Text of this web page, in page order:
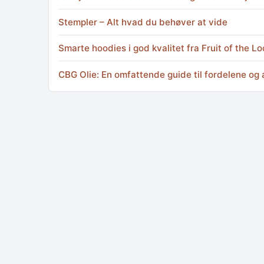
Stempler – Alt hvad du behøver at vide
Smarte hoodies i god kvalitet fra Fruit of the
CBG Olie: En omfattende guide til fordelene og